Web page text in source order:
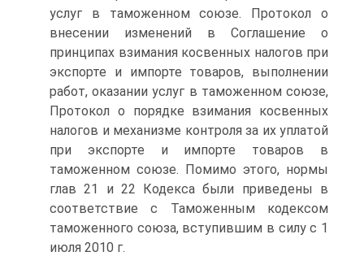
услуг в таможенном союзе. Протокол о
внесении изменений в Соглашение о
принципах взимания косвенных налогов при
экспорте и импорте товаров, выполнении
работ, оказании услуг в таможенном союзе,
Протокол о порядке взимания косвенных
налогов и механизме контроля за их уплатой
при экспорте и импорте товаров в
таможенном союзе. Помимо этого, нормы
глав 21 и 22 Кодекса были приведены в
соответствие с Таможенным кодексом
таможенного союза, вступившим в силу с 1
июля 2010 г.